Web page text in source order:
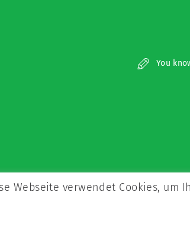
You
Webseite verwendet Cookies,